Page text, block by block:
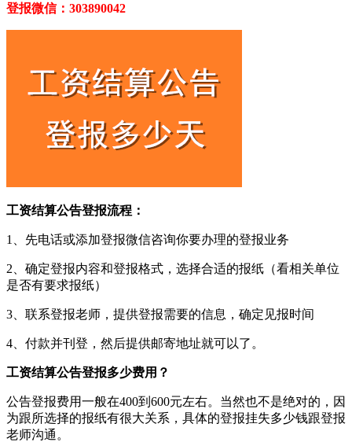
登报微信：303890042
工资结算公告登报流程：
1、先电话或添加登报微信咨询你要办理的登报业务
2、确定登报内容和登报格式，选择合适的报纸（看相关单位
是否有要求报纸）
3、联系登报老师，提供登报需要的信息，确定见报时间
4、付款并刊登，然后提供邮寄地址就可以了。
工资结算公告登报多少费用？
公告登报费用一般在400到600元左右。当然也不是绝对的，因
为跟所选择的报纸有很大关系，具体的登报挂失多少钱跟登报
老师沟通。